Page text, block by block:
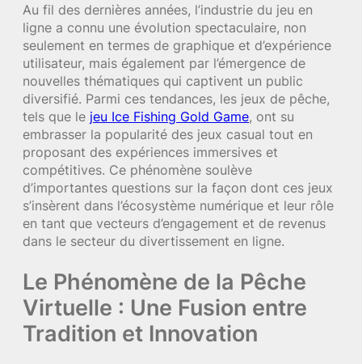
Au fil des dernières années, l’industrie du jeu en
ligne a connu une évolution spectaculaire, non
seulement en termes de graphique et d’expérience
utilisateur, mais également par l’émergence de
nouvelles thématiques qui captivent un public
diversifié. Parmi ces tendances, les jeux de pêche,
tels que le jeu Ice Fishing Gold Game, ont su
embrasser la popularité des jeux casual tout en
proposant des expériences immersives et
compétitives. Ce phénomène soulève
d’importantes questions sur la façon dont ces jeux
s’insèrent dans l’écosystème numérique et leur rôle
en tant que vecteurs d’engagement et de revenus
dans le secteur du divertissement en ligne.
Le Phénomène de la Pêche
Virtuelle : Une Fusion entre
Tradition et Innovation